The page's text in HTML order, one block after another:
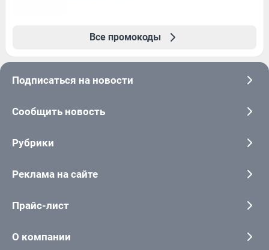
Все промокоды
Подписаться на новости
Сообщить новость
Рубрики
Реклама на сайте
Прайс-лист
О компании